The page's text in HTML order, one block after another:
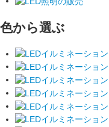
色から選ぶ